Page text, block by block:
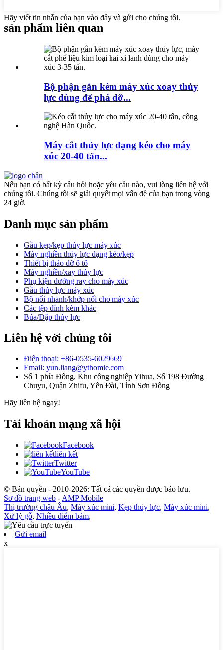
Hãy viết tin nhắn của bạn vào đây và gửi cho chúng tôi.
sản phẩm liên quan
Bộ phận gắn kèm máy xúc xoay thủy
lực dùng để phá dỡ...
Máy cắt thủy lực dạng kéo cho máy
xúc 20-40 tấn...
Nếu bạn có bất kỳ câu hỏi hoặc yêu cầu nào, vui lòng liên hệ với
chúng tôi. Chúng tôi sẽ giải quyết mọi vấn đề của bạn trong vòng
24 giờ.
Danh mục sản phẩm
Gầu kẹp/kẹp thủy lực máy xúc
Máy nghiền thủy lực dạng kéo/kẹp
Thiết bị tháo dỡ ô tô
Máy nghiền/xay thủy lực
Phụ kiện đường ray cho máy xúc
Gầu thủy lực máy xúc
Bộ nối nhanh/khớp nối cho máy xúc
Các tệp đính kèm khác
Búa/Đập thủy lực
Liên hệ với chúng tôi
Điện thoại: +86-0535-6029669
Email: yun.liang@ythomie.com
Số 1 phía Đông, Khu công nghiệp Yihua, Số 198 Đường
Chuyu, Quận Zhifu, Yên Đài, Tỉnh Sơn Đông
Hãy liên hệ ngay!
Tài khoản mạng xã hội
Facebook
liên kết
Twitter
YouTube
© Bản quyền - 2010-2026: Tất cả các quyền được bảo lưu.
Sơ đồ trang web - AMP Mobile
Thị trường châu Âu, Máy xúc mini, Kẹp thủy lực, Máy xúc mini,
Xử lý gỗ, Nhiều điểm bám,
Gửi email
x